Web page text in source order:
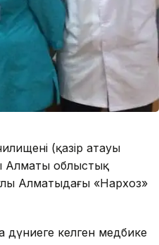
(қазір атауы
Алматы облыстық
Алматыдағы «Нархоз»
келген медбике